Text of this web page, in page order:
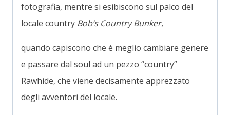
fotografia, mentre si esibiscono sul palco del
locale country Bob’s Country Bunker,
quando capiscono che è meglio cambiare genere
e passare dal soul ad un pezzo “country”
Rawhide, che viene decisamente apprezzato
degli avventori del locale.